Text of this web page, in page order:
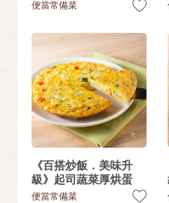
便當常備菜
《百搭炒飯．美味升
級》起司蔬菜厚烘蛋
便當常備菜